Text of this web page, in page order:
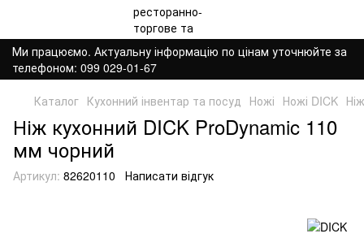
Ми працюємо. Актуальну інформацію по цінам уточнюйте за
телефоном: 099 029-01-67
Каталог Кухонний інвентар та посуд Ножі Ножі DICK
Ніж кухонний DICK ProDynamic 110
мм чорний
Артикул: 82620110 Написати відгук